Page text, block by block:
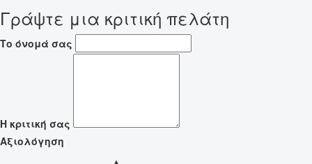
Γράψτε μια κριτική πελάτη
Το όνομά σας
Η κριτική σας
Αξιολόγηση